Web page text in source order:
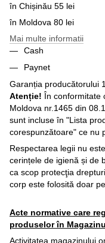
în Chișinău 55 lei
în Moldova 80 lei
Mai multe informatii
Cash
Paynet
Garanția producătorului
Atenție! În conformitate
Moldova nr.1465 din
sunt incluse în "Lista
corespunzătoare" ce nu
Respectarea legii nu
cerințele de igienă și de
ca scop protecţia
corp este folosită doar
Acte normative care
produselor în
Activitatea magazinului